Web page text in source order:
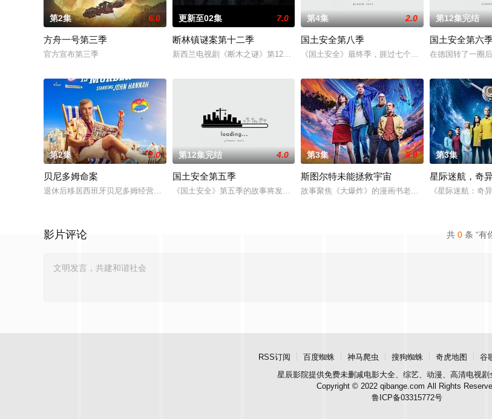
第2集 6.0
方舟一号第三季
官方宣布第三季
更新至02集 7.0
断林镇谜案第十二季
新西兰电视剧《断木之谜》第12季将于4月6日在Acorn TV开播。这一季的后续六集将于周一
第4集 2.0
国土安全第八季
《国土安全》最终季，捱过七个多月俄罗斯残酷监禁
第12集完结
国土安全第六
在德国转了一圈
第2集 2.0
贝尼多姆命案
退休后移居西班牙贝尼多姆经营酒吧的英国前刑警，原以为能过上平静生活。然而，当地接连发生游客离奇死亡事件，他不得不
第12集完结 4.0
国土安全第五季
《国土安全》第五季的故事将发生在柏林，时间是前一季的两年半之后，CarrieMathison不
第3集 8.0
斯图尔特未能拯救宇宙
故事聚焦《大爆炸》的漫画书老板斯图尔特·布鲁姆，
第3集
星际迷航，奇
《星际迷航：奇
共 0 条 “有
影片评论
RSS订阅 百度蜘蛛 神马爬虫 搜狗蜘蛛 奇虎地图 谷
星辰影院提供免费未删减电影大全、综艺、动漫、高清电视剧
Copyright © 2022 qibange.com All Rights
鲁ICP备03315772号